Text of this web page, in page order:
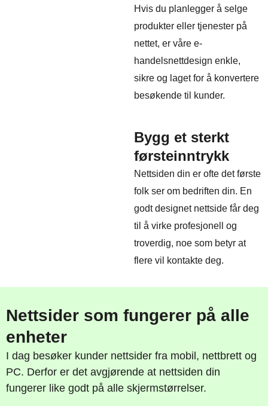
Hvis du planlegger å selge
produkter eller tjenester på
nettet, er våre e-
handelsnettdesign enkle,
sikre og laget for å konvertere
besøkende til kunder.
Bygg et sterkt
førsteinntrykk
Nettsiden din er ofte det første
folk ser om bedriften din. En
godt designet nettside får deg
til å virke profesjonell og
troverdig, noe som betyr at
flere vil kontakte deg.
Nettsider som fungerer på alle
enheter
I dag besøker kunder nettsider fra mobil, nettbrett og
PC. Derfor er det avgjørende at nettsiden din
fungerer like godt på alle skjermstørrelser.